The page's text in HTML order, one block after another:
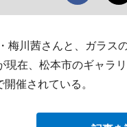
梅川茜さんと、ガラス
現在、松本市のギャラ
催されている。